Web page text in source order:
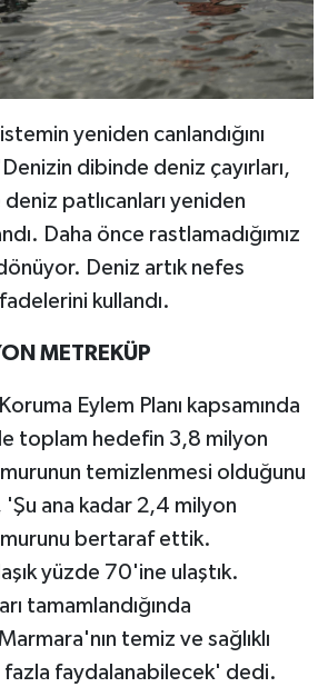
yeniden canlandığını
dibinde deniz çayırları,
deniz patlıcanları yeniden
Daha önce rastlamadığımız
Deniz artık nefes
kullandı.
METREKÜP
Eylem Planı kapsamında
toplam hedefin 3,8 milyon
temizlenmesi olduğunu
'Şu ana kadar 2,4 milyon
bertaraf ettik.
yüzde 70'ine ulaştık.
tamamlandığında
temiz ve sağlıklı
fazla faydalanabilecek' dedi.